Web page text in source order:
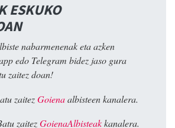
ESKUKO
nabarmenenak eta azken
edo Telegram bidez jaso gura
zaitez doan!
zaitezGoienaalbisteen kanalera.
zaitezGoienaAlbisteakkanalera.